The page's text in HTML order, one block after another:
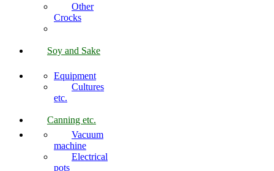
Other
Crocks
Soy and Sake
Equipment
Cultures
etc.
Canning etc.
Vacuum
machine
Electrical
pots